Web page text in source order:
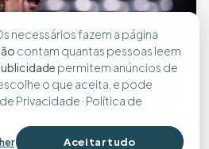
necessários fazem a página
contam quantas pessoas leem
permitem anúncios de
o que aceita, e pode
Privacidade · Política de
Aceitar tudo